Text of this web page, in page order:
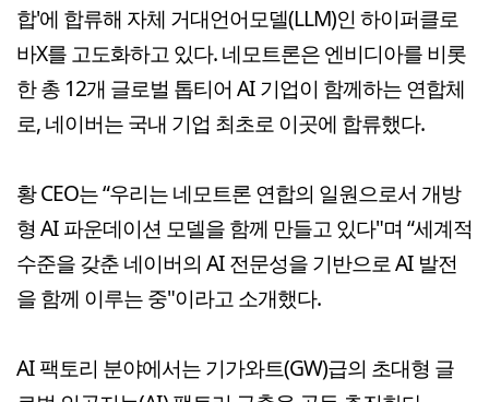
합'에 합류해 자체 거대언어모델(LLM)인 하이퍼클로
바X를 고도화하고 있다. 네모트론은 엔비디아를 비롯
한 총 12개 글로벌 톱티어 AI 기업이 함께하는 연합체
로, 네이버는 국내 기업 최초로 이곳에 합류했다.
황 CEO는 “우리는 네모트론 연합의 일원으로서 개방
형 AI 파운데이션 모델을 함께 만들고 있다"며 “세계적
수준을 갖춘 네이버의 AI 전문성을 기반으로 AI 발전
을 함께 이루는 중"이라고 소개했다.
AI 팩토리 분야에서는 기가와트(GW)급의 초대형 글